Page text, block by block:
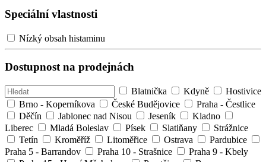
Speciální vlastnosti
Nízký obsah histaminu
Dostupnost na prodejnách
Blatnička Kdyně
Hostivice
Brno - Koperníkova
České Budějovice
Praha - Čestlice
Děčín
Jablonec nad Nisou Jeseník
Kladno
Liberec
Mladá Boleslav Písek Slatiňany
Strážnice
Tetín
Kroměříž Litoměřice Ostrava
Pardubice
Praha 5 - Barrandov
Praha 10 - Strašnice
Praha 9 - Kbely